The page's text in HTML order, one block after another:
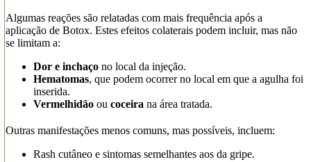
Algumas reações são relatadas com mais frequência após a
aplicação de Botox. Estes efeitos colaterais podem incluir, mas não
se limitam a:
Dor e inchaço no local da injeção.
Hematomas, que podem ocorrer no local em que a agulha foi
inserida.
Vermelhidão ou coceira na área tratada.
Outras manifestações menos comuns, mas possíveis, incluem:
Rash cutâneo e sintomas semelhantes aos da gripe.